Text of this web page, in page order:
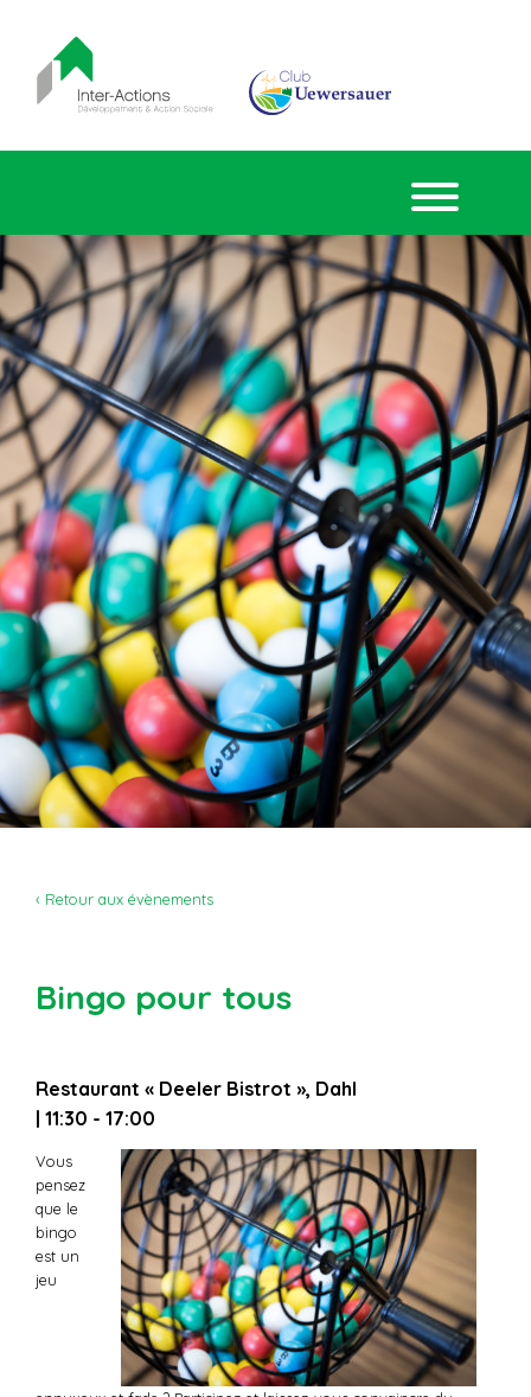
‹ Retour aux évènements
Bingo pour tous
Restaurant « Deeler Bistrot », Dahl
| 11:30 - 17:00
Vous
pensez
que le
bingo
est un
jeu